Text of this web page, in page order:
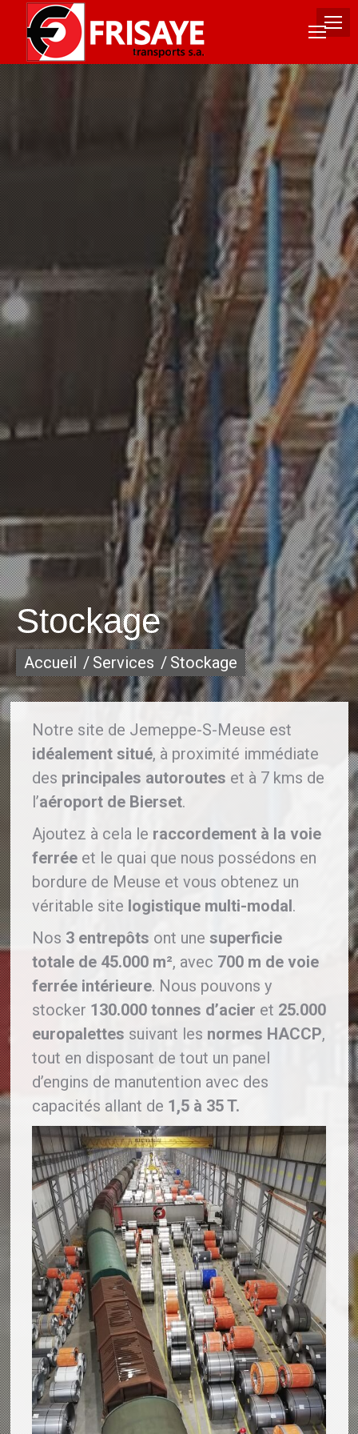
Stockage
Vous êtes ici :
Accueil Services Stockage
Notre site de Jemeppe-S-Meuse est
idéalement situé, à proximité immédiate
des principales autoroutes et à 7 kms de
l’aéroport de Bierset.
Ajoutez à cela le raccordement à la voie
ferrée et le quai que nous possédons en
bordure de Meuse et vous obtenez un
véritable site logistique multi-modal .
Nos 3 entrepôts ont une superficie
totale de 45.000 m², avec 700 m de voie
ferrée intérieure. Nous pouvons y
stocker 130.000 tonnes d’acier et 25.000
europalettes suivant les normes HACCP,
tout en disposant de tout un panel
d’engins de manutention avec des
capacités allant de 1,5 à 35 T.